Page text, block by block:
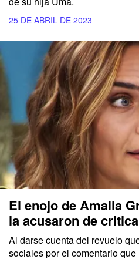
25 DE ABRIL DE 2023
El enojo de Amalia
la acusaron de
Al darse cuenta del revuelo
sociales por el comentario